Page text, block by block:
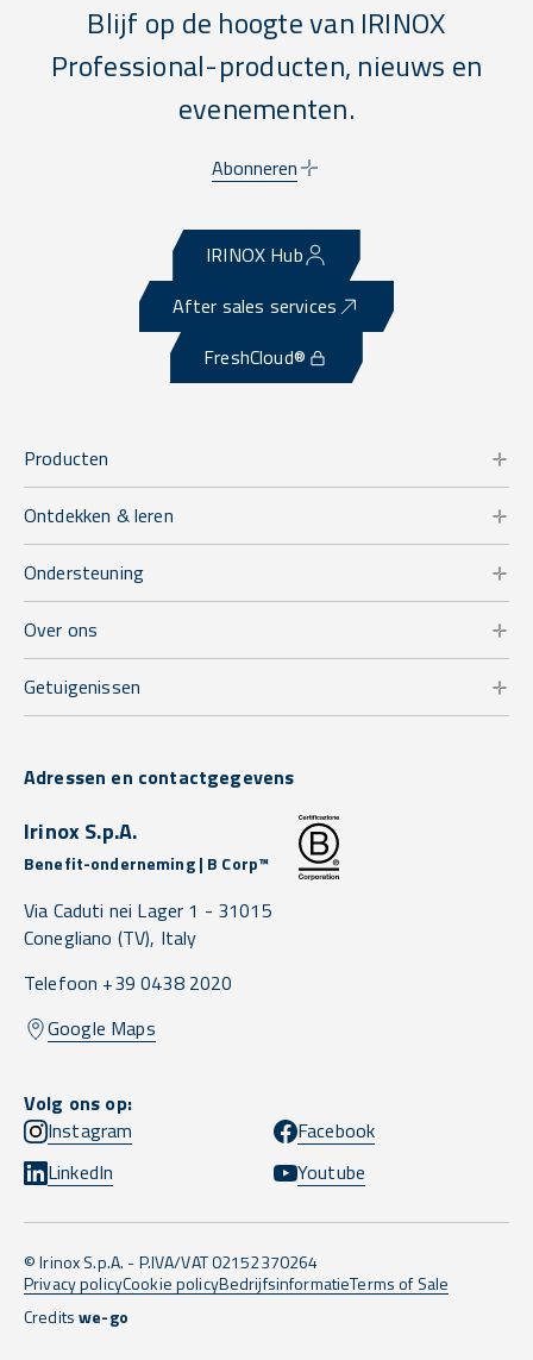
Blijf op de hoogte van IRINOX
Professional-producten, nieuws en
evenementen.
Abonneren
IRINOX Hub
After sales services
FreshCloud®
Producten
Ontdekken & leren
Ondersteuning
Over ons
Getuigenissen
Adressen en contactgegevens
Irinox S.p.A.
Benefit-onderneming | B Corp™
Via Caduti nei Lager 1 - 31015
Conegliano (TV), Italy
Telefoon +39 0438 2020
Google Maps
Volg ons op:
Instagram
Facebook
LinkedIn
Youtube
© Irinox S.p.A. - P.IVA/VAT 02152370264
Privacy policyCookie policyBedrijfsinformatieTerms of Sale
Creditswe-go